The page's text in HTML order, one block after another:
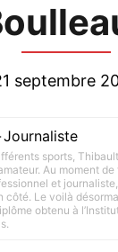
septembre
Journaliste
sports,
Au moment
et
côté. Le voilà
obtenu à